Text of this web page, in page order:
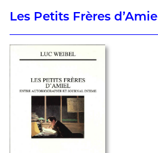
Les Petits Frères d’Amiel